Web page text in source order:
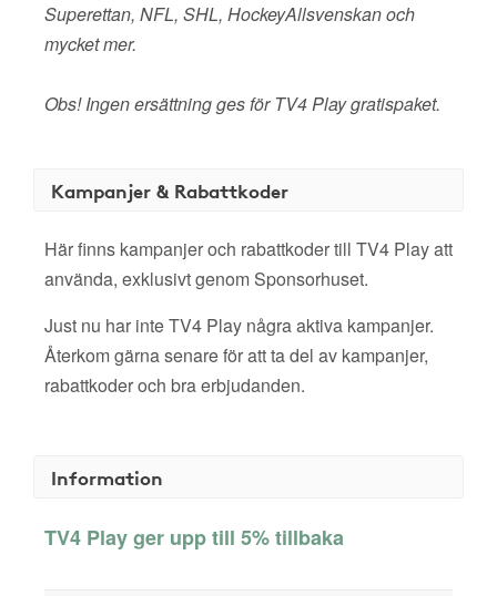
Superettan, NFL, SHL, HockeyAllsvenskan och
mycket mer.
Obs! Ingen ersättning ges för TV4 Play gratispaket.
Kampanjer & Rabattkoder
Här finns kampanjer och rabattkoder till TV4 Play att
använda, exklusivt genom Sponsorhuset.
Just nu har inte TV4 Play några aktiva kampanjer.
Återkom gärna senare för att ta del av kampanjer,
rabattkoder och bra erbjudanden.
Information
TV4 Play ger upp till 5% tillbaka